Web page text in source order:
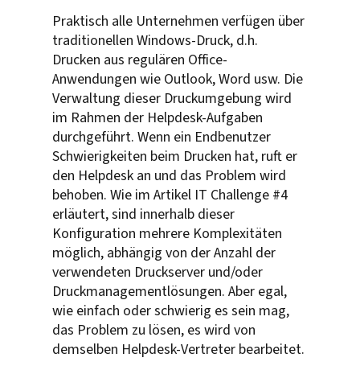
Praktisch alle Unternehmen verfügen über
traditionellen Windows-Druck, d.h.
Drucken aus regulären Office-
Anwendungen wie Outlook, Word usw. Die
Verwaltung dieser Druckumgebung wird
im Rahmen der Helpdesk-Aufgaben
durchgeführt. Wenn ein Endbenutzer
Schwierigkeiten beim Drucken hat, ruft er
den Helpdesk an und das Problem wird
behoben. Wie im Artikel IT Challenge #4
erläutert, sind innerhalb dieser
Konfiguration mehrere Komplexitäten
möglich, abhängig von der Anzahl der
verwendeten Druckserver und/oder
Druckmanagementlösungen. Aber egal,
wie einfach oder schwierig es sein mag,
das Problem zu lösen, es wird von
demselben Helpdesk-Vertreter bearbeitet.